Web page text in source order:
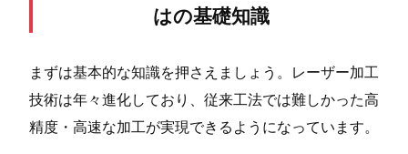
はの基礎知識
まずは基本的な知識を押さえましょう。レーザー加工
技術は年々進化しており、従来工法では難しかった高
精度・高速な加工が実現できるようになっています。